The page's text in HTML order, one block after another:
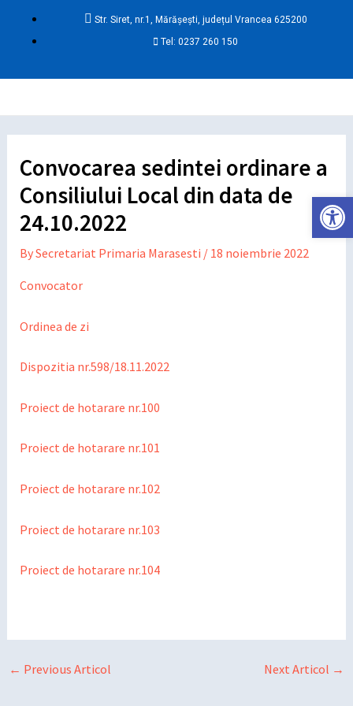
Str. Siret, nr.1, Mărășești, județul Vrancea 625200
Tel: 0237 260 150
Convocarea sedintei ordinare a
Consiliului Local din data de
24.10.2022
BySecretariat Primaria Marasesti / 18 noiembrie 2022
Convocator
Ordinea de zi
Dispozitia nr.598/18.11.2022
Proiect de hotarare nr.100
Proiect de hotarare nr.101
Proiect de hotarare nr.102
Proiect de hotarare nr.103
Proiect de hotarare nr.104
← Previous Articol Next Articol →
Deschide